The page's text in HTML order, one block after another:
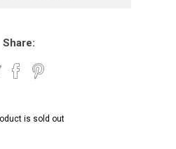
Share:
is sold out